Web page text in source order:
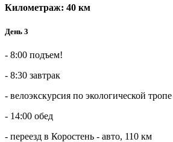
Километраж: 40 км
День 3
- 8:00 подъем!
- 8:30 завтрак
- велоэкскурсия по экологической тропе
- 14:00 обед
- переезд в Коростень - авто, 110 км